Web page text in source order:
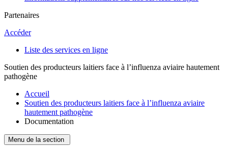
Partenaires
Accéder
Liste des services en ligne
Soutien des producteurs laitiers face à l’influenza aviaire hautement
pathogène
Accueil
Soutien des producteurs laitiers face à l’influenza aviaire
hautement pathogène
Documentation
Menu de la section